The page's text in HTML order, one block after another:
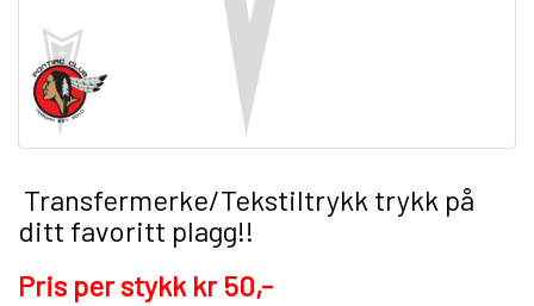
Transfermerke/Tekstiltrykk trykk på
ditt favoritt plagg!!
Pris per stykk kr 50,-